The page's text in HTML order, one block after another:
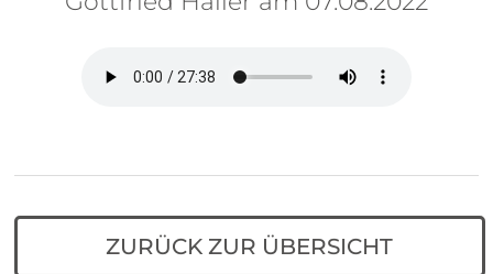
ZURÜCK ZUR ÜBERSICHT